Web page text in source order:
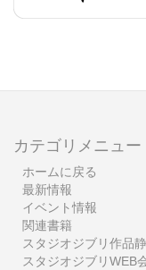
カテゴリメニュー
ホームに戻る
最新情報
イベント情報
関連書籍
スタジオジブリ作品
スタジオジブリWEB